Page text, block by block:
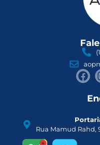
Rua Mamud Rahd,